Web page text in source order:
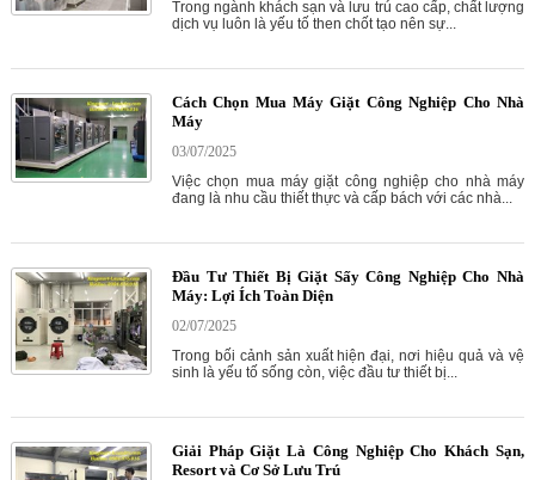
Trong ngành khách sạn và lưu trú cao cấp, chất lượng
dịch vụ luôn là yếu tố then chốt tạo nên sự...
Cách Chọn Mua Máy Giặt Công Nghiệp Cho Nhà
Máy
03/07/2025
Việc chọn mua máy giặt công nghiệp cho nhà máy
đang là nhu cầu thiết thực và cấp bách với các nhà...
Đầu Tư Thiết Bị Giặt Sấy Công Nghiệp Cho Nhà
Máy: Lợi Ích Toàn Diện
02/07/2025
Trong bối cảnh sản xuất hiện đại, nơi hiệu quả và vệ
sinh là yếu tố sống còn, việc đầu tư thiết bị...
Giải Pháp Giặt Là Công Nghiệp Cho Khách Sạn,
Resort và Cơ Sở Lưu Trú